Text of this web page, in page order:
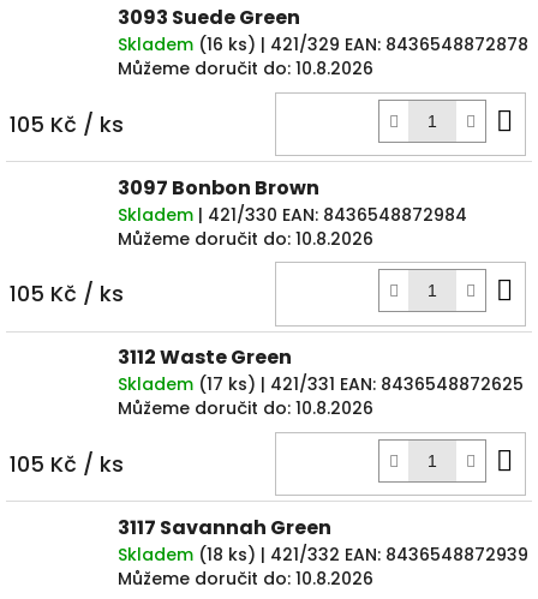
3093 Suede Green
Skladem (16 ks) | 421/329 EAN: 8436548872878
Můžeme doručit do: 10.8.2026
105 Kč / ks
3097 Bonbon Brown
Skladem | 421/330 EAN: 8436548872984
Můžeme doručit do: 10.8.2026
105 Kč / ks
3112 Waste Green
Skladem (17 ks) | 421/331 EAN: 8436548872625
Můžeme doručit do: 10.8.2026
105 Kč / ks
3117 Savannah Green
Skladem (18 ks) | 421/332 EAN: 8436548872939
Můžeme doručit do: 10.8.2026